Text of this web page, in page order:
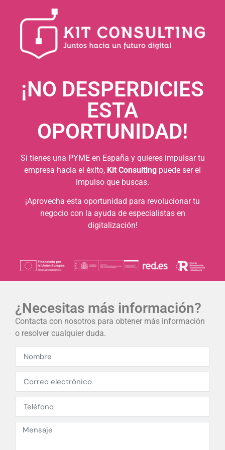
¡NO DESPERDICIES
ESTA
OPORTUNIDAD!
Si tienes una PYME en España y quieres impulsar tu
empresa hacia el éxito, Kit Consulting puede ser el
impulso que buscas.
¡Aprovecha esta oportunidad para revolucionar tu
negocio con la ayuda de especialistas en
digitalización!
¿Necesitas más información?
Contacta con nosotros para obtener más información
o resolver cualquier duda.